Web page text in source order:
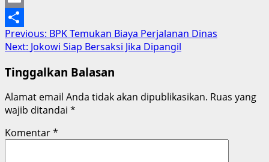
Email
Share
Post
navigation
Previous: BPK Temukan Biaya Perjalanan Dinas
Next: Jokowi Siap Bersaksi Jika Dipangil
Tinggalkan Balasan
Alamat email Anda tidak akan dipublikasikan. Ruas yang
wajib ditandai *
Komentar*